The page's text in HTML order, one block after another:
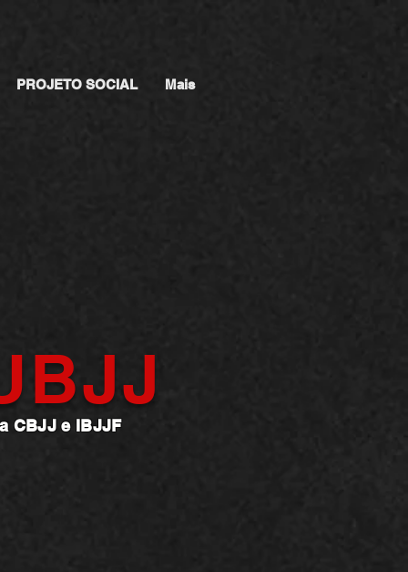
PROJETO SOCIAL Mais
CBJJ e IBJJF